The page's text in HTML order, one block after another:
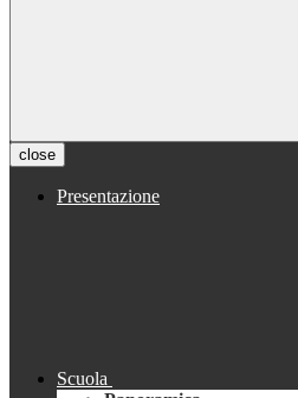
close
Presentazione
Scuola